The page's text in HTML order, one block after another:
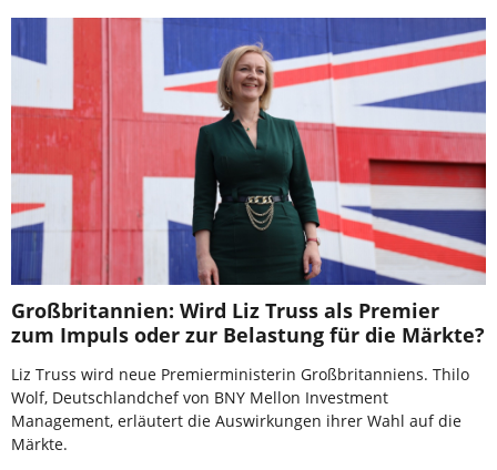
Großbritannien: Wird Liz Truss als Premier
zum Impuls oder zur Belastung für die Märkte?
Liz Truss wird neue Premierministerin Großbritanniens. Thilo
Wolf, Deutschlandchef von BNY Mellon Investment
Management, erläutert die Auswirkungen ihrer Wahl auf die
Märkte.